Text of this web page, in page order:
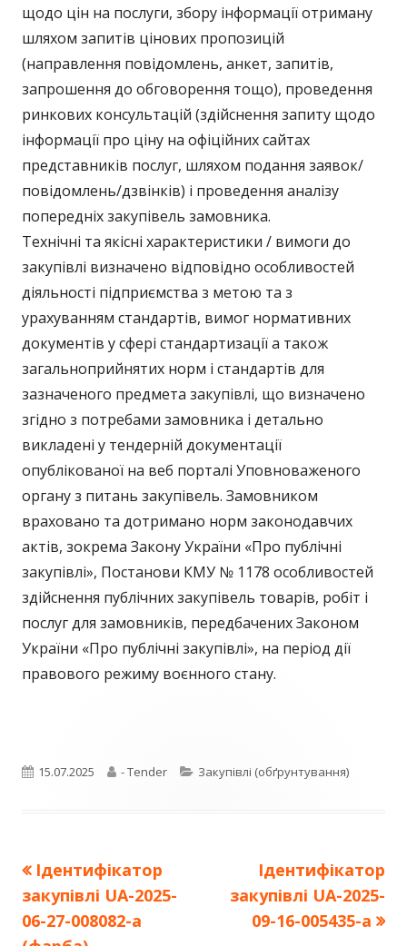
щодо цін на послуги, збору інформації отриману
шляхом запитів цінових пропозицій
(направлення повідомлень, анкет, запитів,
запрошення до обговорення тощо), проведення
ринкових консультацій (здійснення запиту щодо
інформації про ціну на офіційних сайтах
представників послуг, шляхом подання заявок/
повідомлень/дзвінків) і проведення аналізу
попередніх закупівель замовника.
Технічні та якісні характеристики / вимоги до
закупівлі визначено відповідно особливостей
діяльності підприємства з метою та з
урахуванням стандартів, вимог нормативних
документів у сфері стандартизації а також
загальноприйнятих норм і стандартів для
зазначеного предмета закупівлі, що визначено
згідно з потребами замовника і детально
викладені у тендерній документації
опублікованої на веб порталі Уповноваженого
органу з питань закупівель. Замовником
враховано та дотримано норм законодавчих
актів, зокрема Закону України «Про публічні
закупівлі», Постанови КМУ № 1178 особливостей
здійснення публічних закупівель товарів, робіт і
послуг для замовників, передбачених Законом
України «Про публічні закупівлі», на період дії
правового режиму воєнного стану.
Опубліковано
15.07.2025 Автор
- Tender Категорії
Закупівлі (обґрунтування)
Навігація
записів
Попередня
стаття:
Ідентифікатор
закупівлі UA-2025-
06-27-008082-a
Наступна
стаття:
Ідентифікатор
закупівлі UA-2025-
09-16-005435-a